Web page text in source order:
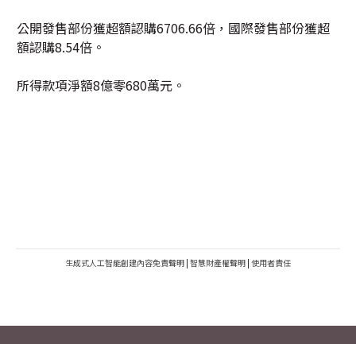
公開發售部份獲超額認購6706.66倍，國際發售部份獲超
額認購8.54倍。
所得款項淨額8億零680萬元。
生成式人工智能創建內容免責聲明 | 智慧財產權聲明 | 使用者責任